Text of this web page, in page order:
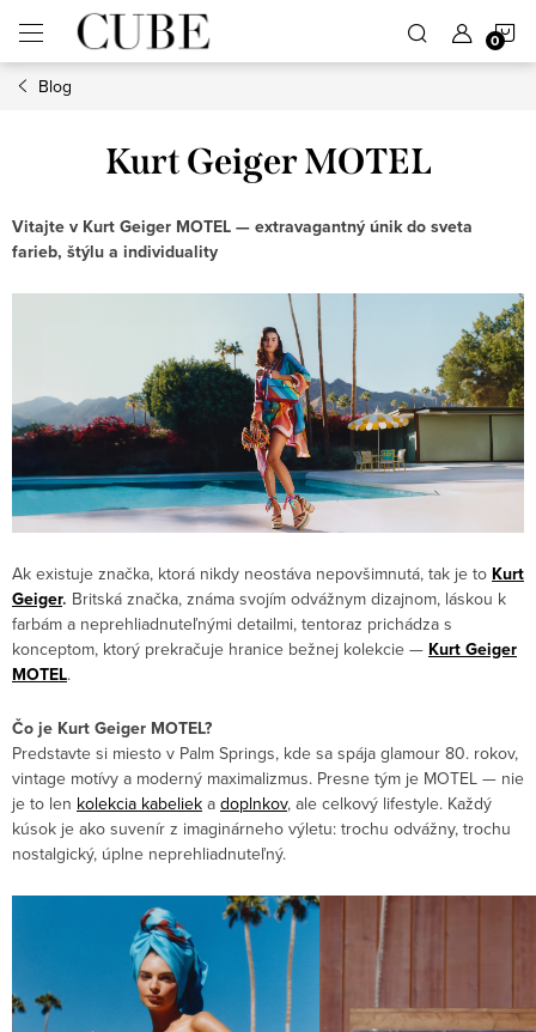
obsah
Blog
Kurt Geiger MOTEL
Vitajte v Kurt Geiger MOTEL — extravagantný únik do sveta
farieb, štýlu a individuality
Ak existuje značka, ktorá nikdy neostáva nepovšimnutá, tak je to Kurt
Geiger. Britská značka, známa svojím odvážnym dizajnom, láskou k
farbám a neprehliadnuteľnými detailmi, tentoraz prichádza s
konceptom, ktorý prekračuje hranice bežnej kolekcie — Kurt Geiger
MOTEL.
Čo je Kurt Geiger MOTEL?
Predstavte si miesto v Palm Springs, kde sa spája glamour 80. rokov,
vintage motívy a moderný maximalizmus. Presne tým je MOTEL — nie
je to len kolekcia kabeliek a doplnkov, ale celkový lifestyle. Každý
kúsok je ako suvenír z imaginárneho výletu: trochu odvážny, trochu
nostalgický, úplne neprehliadnuteľný.